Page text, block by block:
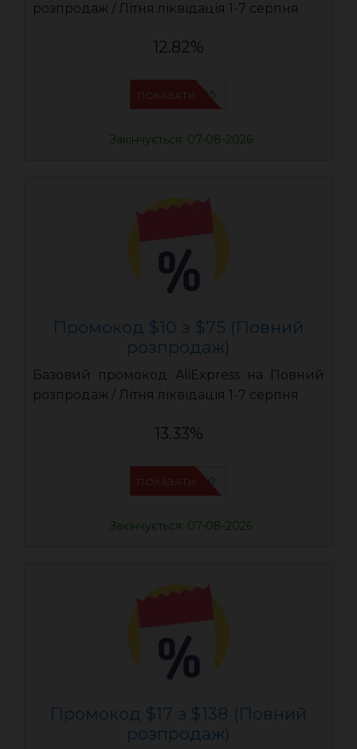
розпродаж / Літня ліквідація 1-7 серпня
12.82%
UASC05
ПОКАЗАТИ
Закінчується: 07-08-2026
Промокод $10 з $75 (Повний
розпродаж)
Базовий промокод AliExpress на Повний
розпродаж / Літня ліквідація 1-7 серпня
13.33%
UASC10
ПОКАЗАТИ
Закінчується: 07-08-2026
Промокод $17 з $138 (Повний
розпродаж)